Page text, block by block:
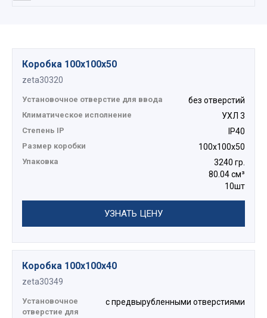
Отсутствие острых кромок
Винты с комбинированным шлицем
Коробка 100х100х50
zeta30320
Установочное отверстие для ввода без отверстий
Климатическое исполнение УХЛ 3
Степень IP IP40
Размер коробки 100х100х50
Упаковка
3240 гр.
80.04 см³
10шт
УЗНАТЬ ЦЕНУ
Коробка 100х100х40
zeta30349
Установочное
отверстие для
с предвырубленными отверстиями